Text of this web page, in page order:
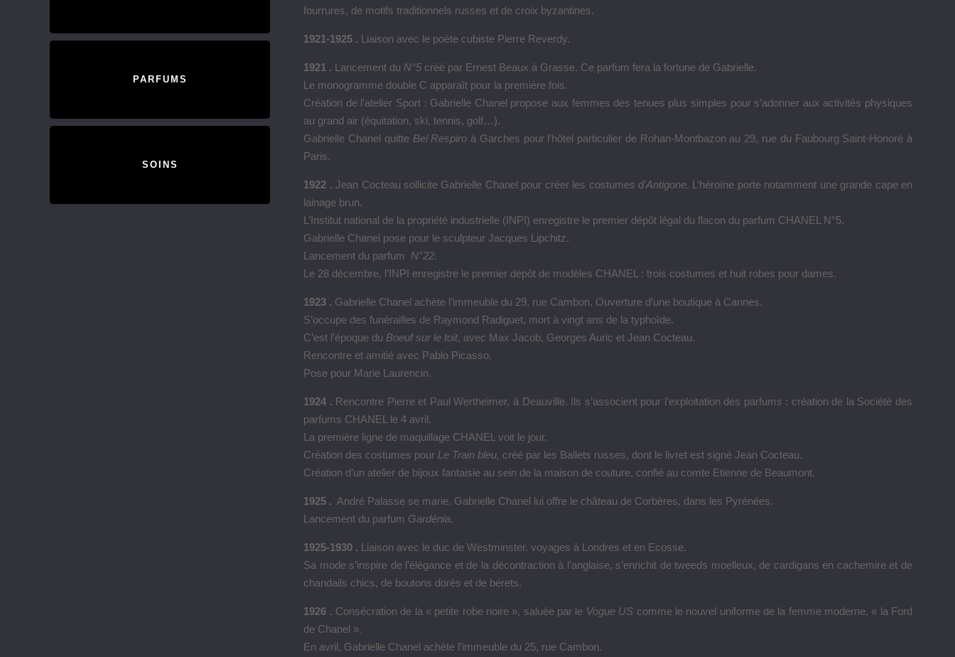
fourrures, de motifs traditionnels russes et de croix byzantines.
1921-1925 . Liaison avec le poète cubiste Pierre Reverdy.
1921 . Lancement du N°5 créé par Ernest Beaux à Grasse. Ce parfum fera la fortune de Gabrielle.
Le monogramme double C apparaît pour la première fois.
Création de l’atelier Sport : Gabrielle Chanel propose aux femmes des tenues plus simples pour s’adonner aux activités physiques
au grand air (équitation, ski, tennis, golf…).
Gabrielle Chanel quitte Bel Respiro à Garches pour l’hôtel particulier de Rohan-Montbazon au 29, rue du Faubourg Saint-Honoré à
Paris.
1922 . Jean Cocteau sollicite Gabrielle Chanel pour créer les costumes d’Antigone. L’héroïne porte notamment une grande cape en
lainage brun.
L’Institut national de la propriété industrielle (INPI) enregistre le premier dépôt légal du flacon du parfum CHANEL N°5.
Gabrielle Chanel pose pour le sculpteur Jacques Lipchitz.
Lancement du parfum N°22.
Le 28 décembre, l’INPI enregistre le premier dépôt de modèles CHANEL : trois costumes et huit robes pour dames.
1923 . Gabrielle Chanel achète l’immeuble du 29, rue Cambon. Ouverture d’une boutique à Cannes.
S’occupe des funérailles de Raymond Radiguet, mort à vingt ans de la typhoïde.
C’est l’époque du Boeuf sur le toit, avec Max Jacob, Georges Auric et Jean Cocteau.
Rencontre et amitié avec Pablo Picasso.
Pose pour Marie Laurencin.
1924 . Rencontre Pierre et Paul Wertheimer, à Deauville. Ils s’associent pour l’exploitation des parfums : création de la Société des
parfums CHANEL le 4 avril.
La première ligne de maquillage CHANEL voit le jour.
Création des costumes pour Le Train bleu, créé par les Ballets russes, dont le livret est signé Jean Cocteau.
Création d’un atelier de bijoux fantaisie au sein de la maison de couture, confié au comte Etienne de Beaumont.
1925 . André Palasse se marie. Gabrielle Chanel lui offre le château de Corbères, dans les Pyrénées.
Lancement du parfum Gardénia.
1925-1930 . Liaison avec le duc de Westminster. voyages à Londres et en Ecosse.
Sa mode s’inspire de l’élégance et de la décontraction à l’anglaise, s’enrichit de tweeds moelleux, de cardigans en cachemire et de
chandails chics, de boutons dorés et de bérets.
1926 . Consécration de la « petite robe noire », saluée par le Vogue US comme le nouvel uniforme de la femme moderne, « la Ford
de Chanel ».
En avril, Gabrielle Chanel achète l’immeuble du 25, rue Cambon.
PARFUMS
SOINS